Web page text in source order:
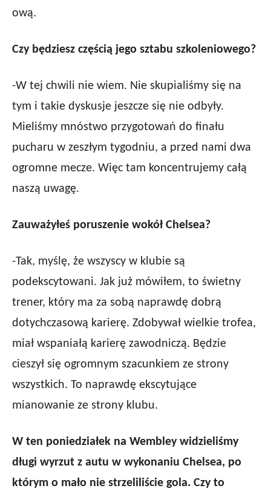
ową.
Czy będziesz częścią jego sztabu szkoleniowego?
-W tej chwili nie wiem. Nie skupialiśmy się na
tym i takie dyskusje jeszcze się nie odbyły.
Mieliśmy mnóstwo przygotowań do finału
pucharu w zeszłym tygodniu, a przed nami dwa
ogromne mecze. Więc tam koncentrujemy całą
naszą uwagę.
Zauważyłeś poruszenie wokół Chelsea?
-Tak, myślę, że wszyscy w klubie są
podekscytowani. Jak już mówiłem, to świetny
trener, który ma za sobą naprawdę dobrą
dotychczasową karierę. Zdobywał wielkie trofea,
miał wspaniałą karierę zawodniczą. Będzie
cieszył się ogromnym szacunkiem ze strony
wszystkich. To naprawdę ekscytujące
mianowanie ze strony klubu.
W ten poniedziałek na Wembley widzieliśmy
długi wyrzut z autu w wykonaniu Chelsea, po
którym o mało nie strzeliliście gola. Czy to